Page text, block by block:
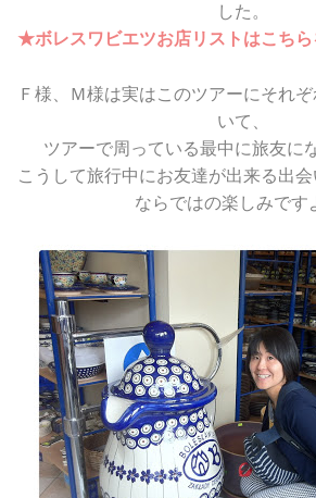
した。
★ボレスワビエツお店リストはこち
Ｆ様、Ｍ様は実はこのツアーにそれ
いて、
ツアーで周っている最中に旅友に
こうして旅行中にお友達が出来る出
ならではの楽しみです